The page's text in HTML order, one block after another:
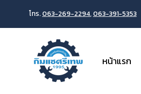
โทร.063-269-2294,063-391-5353
หน้าแรก